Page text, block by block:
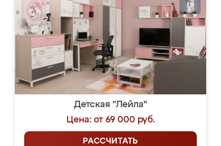
Детская "Лейла"
Цена: от 69 000 руб.
РАССЧИТАТЬ